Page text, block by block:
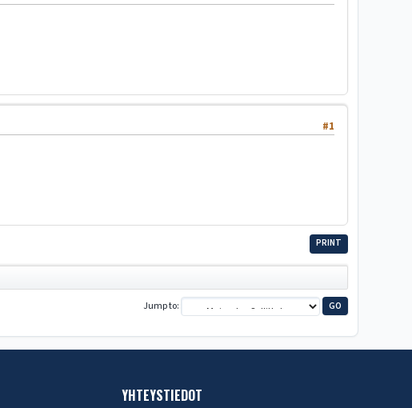
#1
PRINT
Jump to
YHTEYSTIEDOT